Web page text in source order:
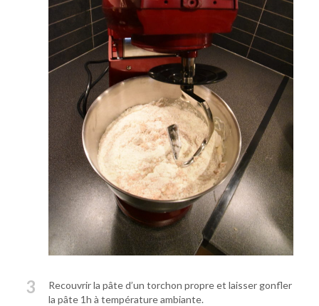
3
Recouvrir la pâte d’un torchon propre et laisser gonfler
la pâte 1h à température ambiante.